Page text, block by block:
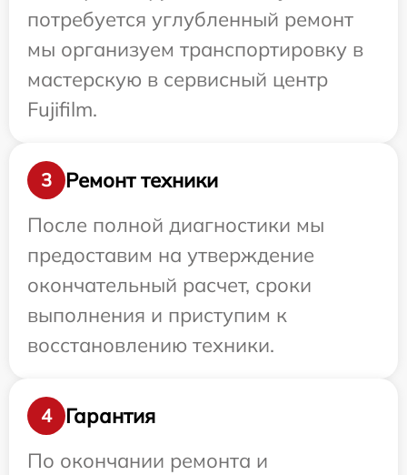
потребуется углубленный ремонт
мы организуем транспортировку в
мастерскую в сервисный центр
Fujifilm.
3
Ремонт техники
После полной диагностики мы
предоставим на утверждение
окончательный расчет, сроки
выполнения и приступим к
восстановлению техники.
4
Гарантия
По окончании ремонта и